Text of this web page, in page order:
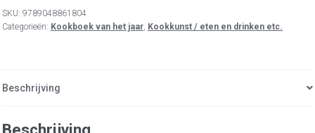
SKU: 9789048861804
Categorieën: Kookboek van het jaar, Kookkunst / eten en drinken etc.
Beschrijving